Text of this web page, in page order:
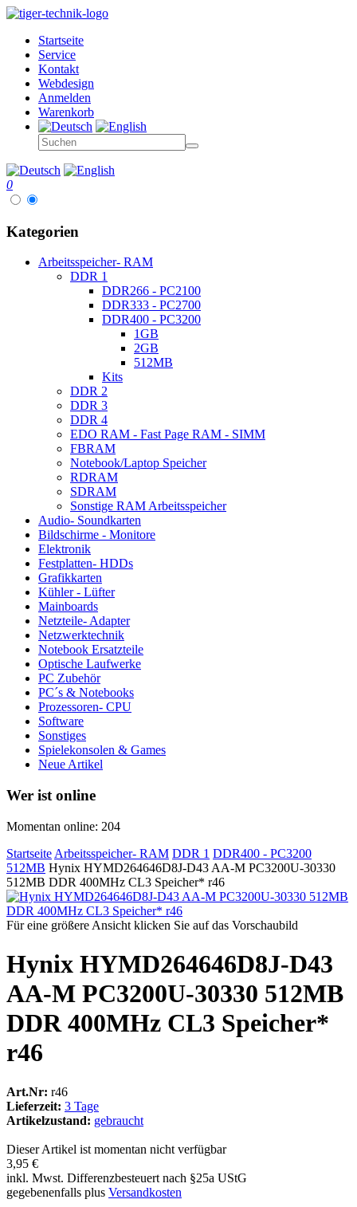
Startseite
Service
Kontakt
Webdesign
Anmelden
Warenkorb
0
Kategorien
Arbeitsspeicher- RAM
DDR 1
DDR266 - PC2100
DDR333 - PC2700
DDR400 - PC3200
1GB
2GB
512MB
Kits
DDR 2
DDR 3
DDR 4
EDO RAM - Fast Page RAM - SIMM
FBRAM
Notebook/Laptop Speicher
RDRAM
SDRAM
Sonstige RAM Arbeitsspeicher
Audio- Soundkarten
Bildschirme - Monitore
Elektronik
Festplatten- HDDs
Grafikkarten
Kühler - Lüfter
Mainboards
Netzteile- Adapter
Netzwerktechnik
Notebook Ersatzteile
Optische Laufwerke
PC Zubehör
PC´s & Notebooks
Prozessoren- CPU
Software
Sonstiges
Spielekonsolen & Games
Neue Artikel
Wer ist online
Momentan online: 204
Startseite Arbeitsspeicher- RAM DDR 1 DDR400 - PC3200
512MB Hynix HYMD264646D8J-D43 AA-M PC3200U-30330
512MB DDR 400MHz CL3 Speicher* r46
Für eine größere Ansicht klicken Sie auf das Vorschaubild
Hynix HYMD264646D8J-D43
AA-M PC3200U-30330 512MB
DDR 400MHz CL3 Speicher*
r46
Art.Nr: r46
Lieferzeit: 3 Tage
Artikelzustand: gebraucht
Dieser Artikel ist momentan nicht verfügbar
3,95 €
inkl. Mwst. Differenzbesteuert nach §25a UStG
gegebenenfalls plus Versandkosten